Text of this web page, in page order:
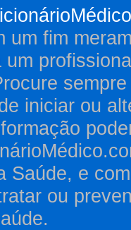
um fim
iniciar ou
Saúde, e
ou